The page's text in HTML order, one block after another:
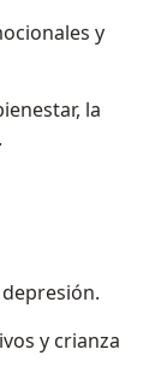
y
la
y crianza